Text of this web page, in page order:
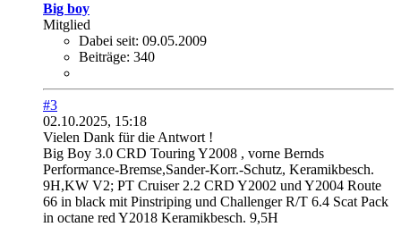
Big boy
Mitglied
Dabei seit: 09.05.2009
Beiträge: 340
#3
02.10.2025, 15:18
Vielen Dank für die Antwort !
Big Boy 3.0 CRD Touring Y2008 , vorne Bernds
Performance-Bremse,Sander-Korr.-Schutz, Keramikbesch.
9H,KW V2; PT Cruiser 2.2 CRD Y2002 und Y2004 Route
66 in black mit Pinstriping und Challenger R/T 6.4 Scat Pack
in octane red Y2018 Keramikbesch. 9,5H